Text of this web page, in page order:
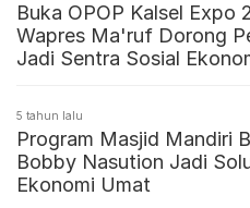
Buka OPOP Kalsel Expo
Wapres Ma'ruf Dorong
Jadi Sentra Sosial
5 tahun lalu
Program Masjid Mandiri
Bobby Nasution Jadi
Ekonomi Umat